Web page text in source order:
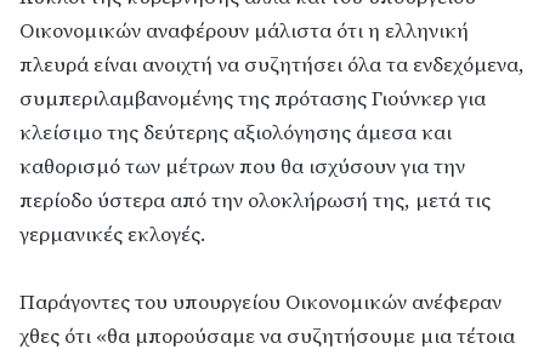
Οικονομικών αναφέρουν μάλιστα ότι η ελληνική
πλευρά είναι ανοιχτή να συζητήσει όλα τα ενδεχόμενα,
συμπεριλαμβανομένης της πρότασης Γιούνκερ για
κλείσιμο της δεύτερης αξιολόγησης άμεσα και
καθορισμό των μέτρων που θα ισχύσουν για την
περίοδο ύστερα από την ολοκλήρωσή της, μετά τις
γερμανικές εκλογές.
Παράγοντες του υπουργείου Οικονομικών ανέφεραν
χθες ότι «θα μπορούσαμε να συζητήσουμε μια τέτοια